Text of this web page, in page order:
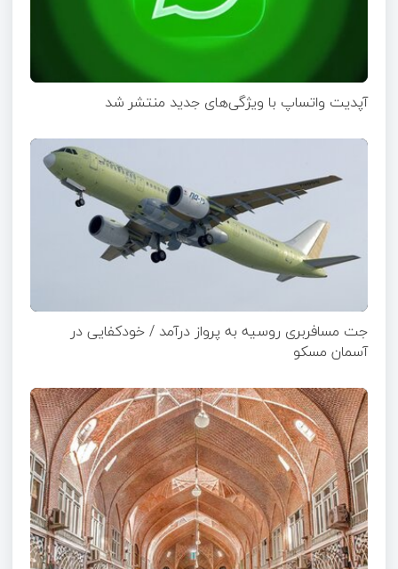
آپدیت‌ واتساپ با ویژگی‌های جدید منتشر شد
جت مسافربری روسیه به پرواز درآمد / خودکفایی در
آسمان مسکو